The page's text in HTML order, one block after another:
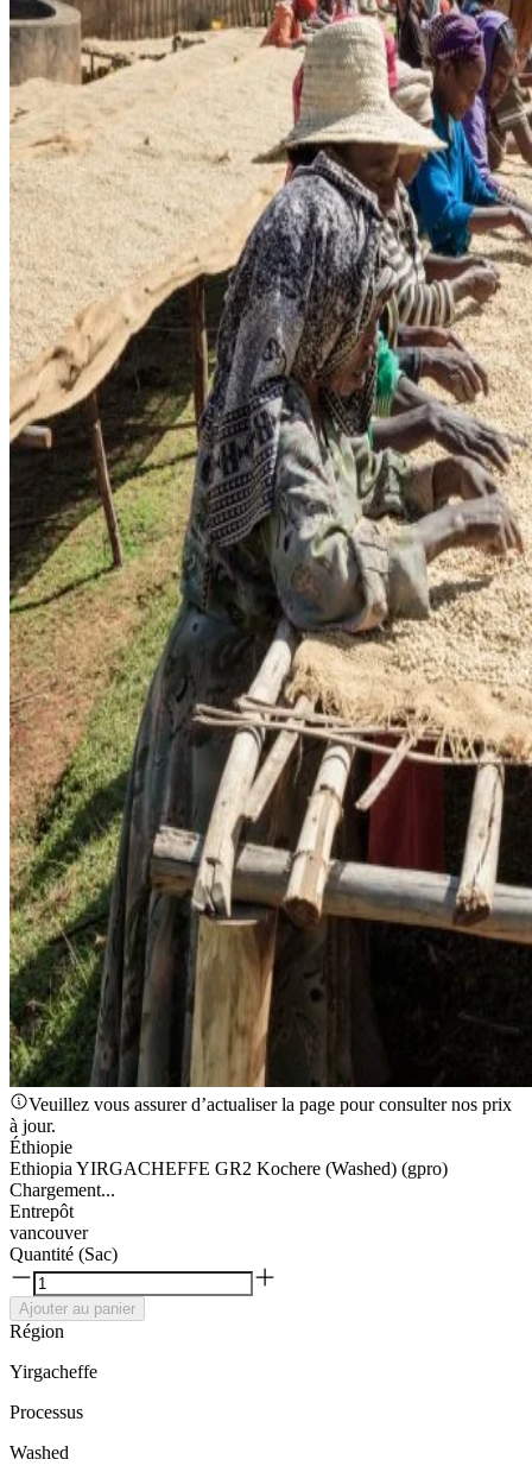
Veuillez vous assurer d’actualiser la page pour consulter nos prix
à jour.
Éthiopie
Ethiopia YIRGACHEFFE GR2 Kochere (Washed) (gpro)
Chargement...
Entrepôt
vancouver
Quantité (Sac)
Ajouter au panier
Région
Yirgacheffe
Processus
Washed